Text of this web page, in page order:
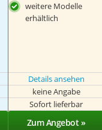
weitere Modelle
erhältlich
Details ansehen
keine Angabe
Sofort lieferbar
Zum Angebot »